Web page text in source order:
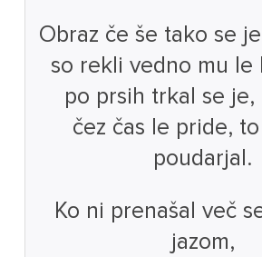
Obraz če še tako se
so rekli vedno mu le
po prsih trkal se je,
čez čas le pride,
poudarjal.
Ko ni prenašal več
jazom,